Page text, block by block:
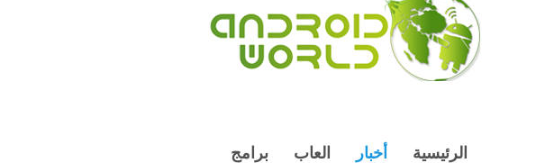
الرئيسية أخبار العاب برامج